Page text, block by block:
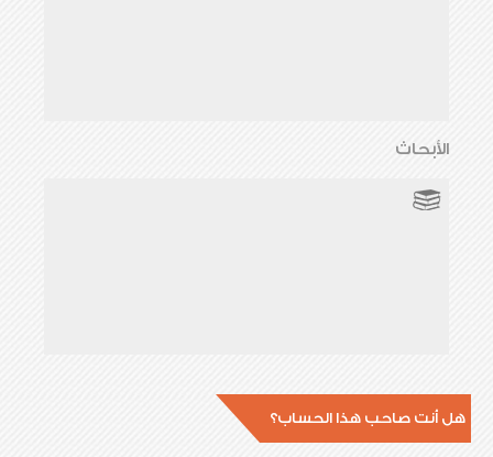
الأبحاث
هل أنت صاحب هذا الحساب؟